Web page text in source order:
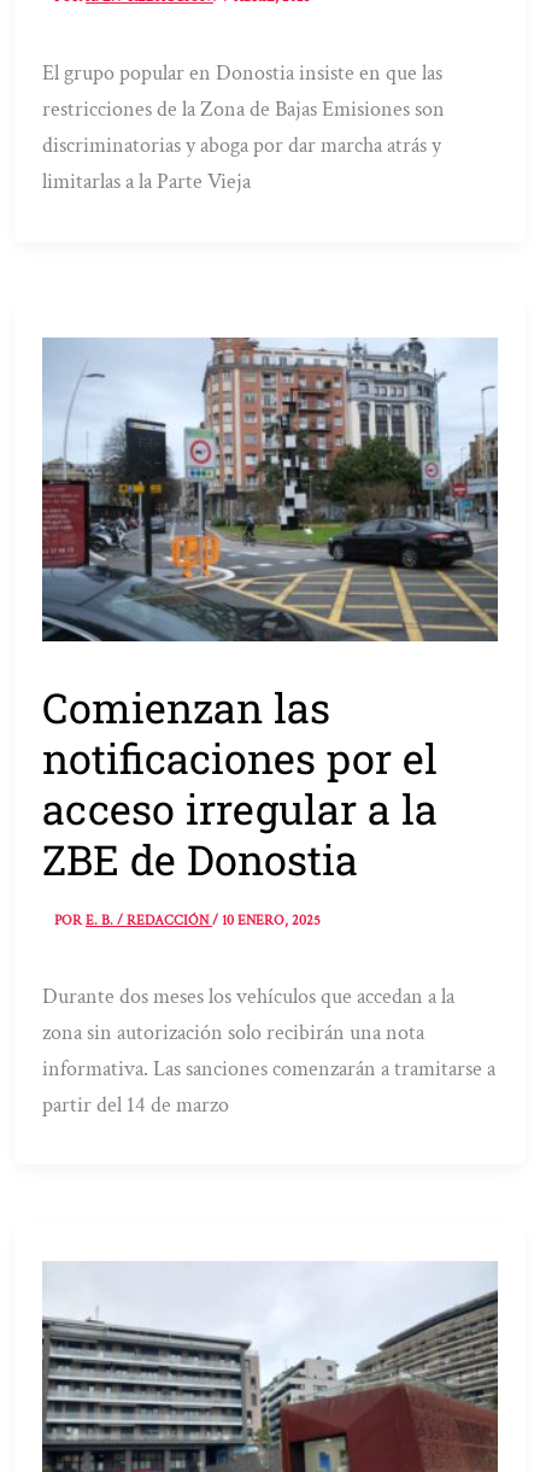
El grupo popular en Donostia insiste en que las
restricciones de la Zona de Bajas Emisiones son
discriminatorias y aboga por dar marcha atrás y
limitarlas a la Parte Vieja
Comienzan las
notificaciones por el
acceso irregular a la
ZBE de Donostia
PORE. B. / REDACCIÓN/10 ENERO, 2025
Durante dos meses los vehículos que accedan a la
zona sin autorización solo recibirán una nota
informativa. Las sanciones comenzarán a tramitarse a
partir del 14 de marzo